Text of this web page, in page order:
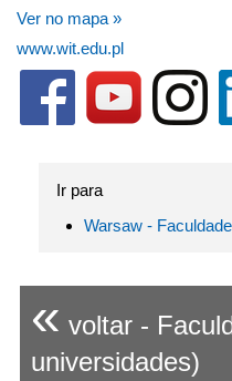
Ver no mapa »
www.wit.edu.pl
Ir para
Warsaw -
« voltar -
universidades)